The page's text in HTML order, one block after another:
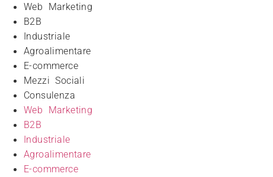
Web Marketing
B2B
Industriale
Agroalimentare
E-commerce
Mezzi Sociali
Consulenza
Web Marketing
B2B
Industriale
Agroalimentare
E-commerce